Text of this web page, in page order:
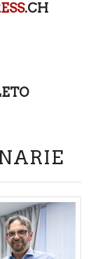
.CH